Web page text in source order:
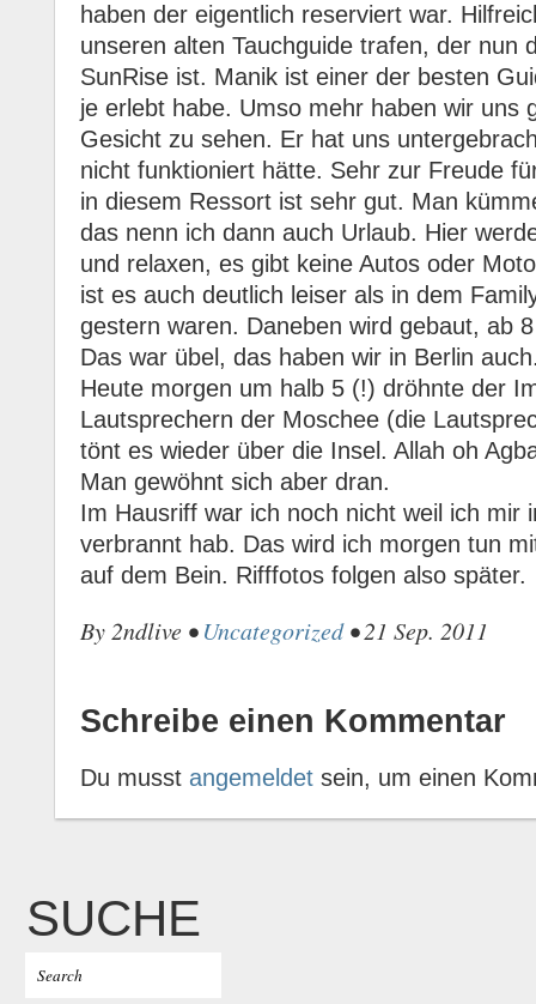
haben der eigentlich reserviert war.
unseren alten Tauchguide trafen, der nun
SunRise ist. Manik ist einer der besten
je erlebt habe. Umso mehr haben wir uns
Gesicht zu sehen. Er hat uns
nicht funktioniert hätte. Sehr zur Freude
in diesem Ressort ist sehr gut. Man
das nenn ich dann auch Urlaub. Hier
und relaxen, es gibt keine Autos oder
ist es auch deutlich leiser als in dem
gestern waren. Daneben wird gebaut, ab
Das war übel, das haben wir in Berlin
Heute morgen um halb 5 (!) dröhnte der
Lautsprechern der Moschee (die
tönt es wieder über die Insel. Allah oh
Man gewöhnt sich aber dran.
Im Hausriff war ich noch nicht weil ich mir
verbrannt hab. Das wird ich morgen tun
auf dem Bein. Rifffotos folgen also später.
By 2ndlive •Uncategorized• 21 Sep. 2011
Schreibe einen Kommentar
Du musst angemeldet sein, um einen
SUCHE